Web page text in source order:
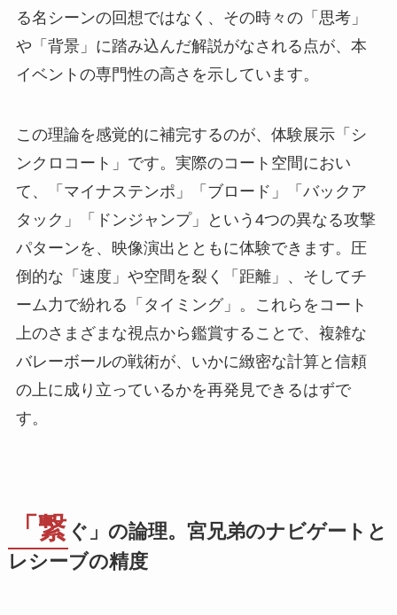
る名シーンの回想ではなく、その時々の「思考」
や「背景」に踏み込んだ解説がなされる点が、本
イベントの専門性の高さを示しています。
この理論を感覚的に補完するのが、体験展示「シ
ンクロコート」です。実際のコート空間におい
て、「マイナステンポ」「ブロード」「バックア
タック」「ドンジャンプ」という4つの異なる攻撃
パターンを、映像演出とともに体験できます。圧
倒的な「速度」や空間を裂く「距離」、そしてチ
ーム力で紛れる「タイミング」。これらをコート
上のさまざまな視点から鑑賞することで、複雑な
バレーボールの戦術が、いかに緻密な計算と信頼
の上に成り立っているかを再発見できるはずで
す。
「繋 ぐ」の論理。宮兄弟のナビゲートと
レシーブの精度